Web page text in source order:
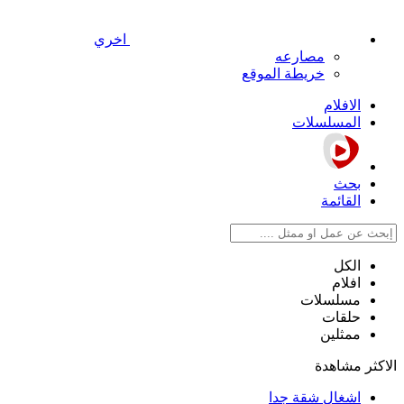
اخري
مصارعه
خريطة الموقع
الافلام
المسلسلات
بحث
القائمة
الكل
افلام
مسلسلات
حلقات
ممثلين
الاكثر مشاهدة
اشغال شقة جدا